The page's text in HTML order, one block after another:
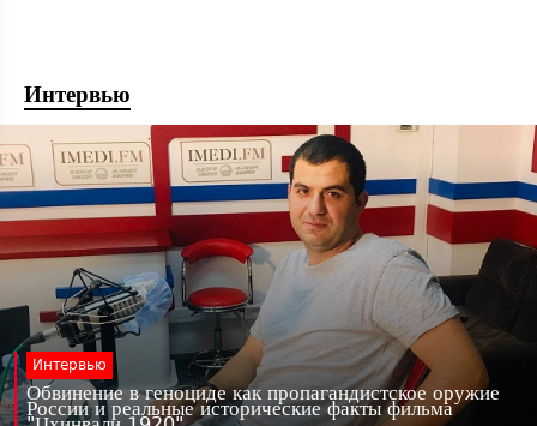
Интервью
Интервью
Обвинение в геноциде как пропагандистское оружие
России и реальные исторические факты фильма